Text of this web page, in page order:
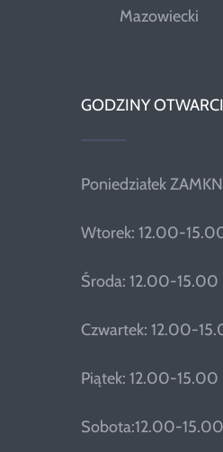
Mazowiecki
GODZINY
Poniedziałek
Wtorek: 12.00-
Środa: 12.00-15.00
Czwartek: 12.00-
Piątek: 12.00-15.00
Sobota:12.00-15.00